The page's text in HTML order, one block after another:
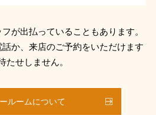
が出払っていることもあります。
か、来店のご予約をいただけます
たせしません。
ルームについて